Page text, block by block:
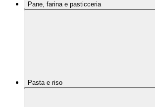
Pane, farina e pasticceria
Pasta e riso